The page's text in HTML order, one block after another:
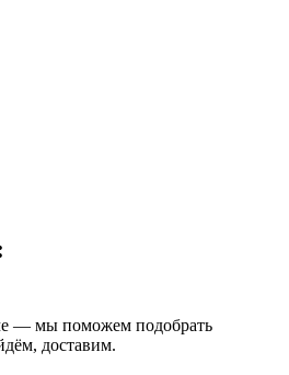
— мы поможем подобрать
доставим.